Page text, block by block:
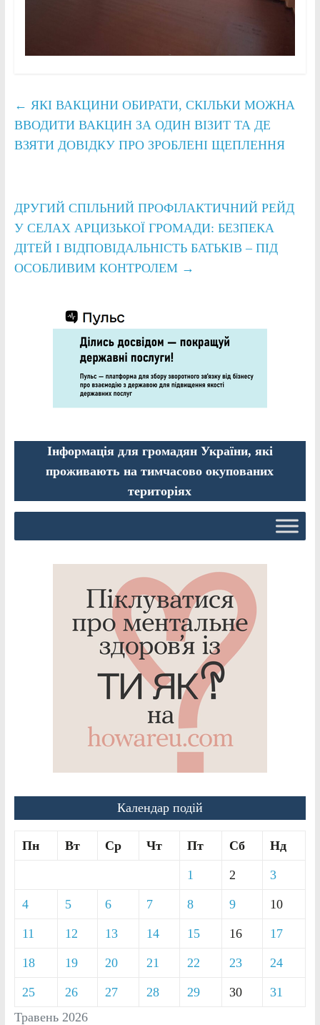
← ЯКІ ВАКЦИНИ ОБИРАТИ, СКІЛЬКИ МОЖНА
ВВОДИТИ ВАКЦИН ЗА ОДИН ВІЗИТ ТА ДЕ
ВЗЯТИ ДОВІДКУ ПРО ЗРОБЛЕНІ ЩЕПЛЕННЯ
ДРУГИЙ СПІЛЬНИЙ ПРОФІЛАКТИЧНИЙ РЕЙД
У СЕЛАХ АРЦИЗЬКОЇ ГРОМАДИ: БЕЗПЕКА
ДІТЕЙ І ВІДПОВІДАЛЬНІСТЬ БАТЬКІВ – ПІД
ОСОБЛИВИМ КОНТРОЛЕМ →
Інформація для громадян України, які
проживають на тимчасово окупованих
територіях
Календар подій
Травень 2026
Пн Вт Ср Чт Пт Сб Нд
1 2 3
4 5 6 7 8 9 10
11 12 13 14 15 16 17
18 19 20 21 22 23 24
25 26 27 28 29 30 31